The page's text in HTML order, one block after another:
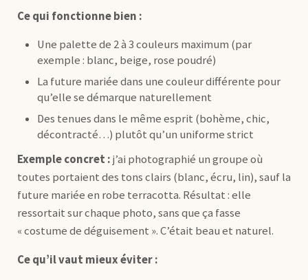
Ce qui fonctionne bien :
Une palette de 2 à 3 couleurs maximum (par
exemple : blanc, beige, rose poudré)
La future mariée dans une couleur différente pour
qu’elle se démarque naturellement
Des tenues dans le même esprit (bohème, chic,
décontracté…) plutôt qu’un uniforme strict
Exemple concret :j’ai photographié un groupe où
toutes portaient des tons clairs (blanc, écru, lin), sauf la
future mariée en robe terracotta. Résultat : elle
ressortait sur chaque photo, sans que ça fasse
« costume de déguisement ». C’était beau et naturel.
Ce qu’il vaut mieux éviter :